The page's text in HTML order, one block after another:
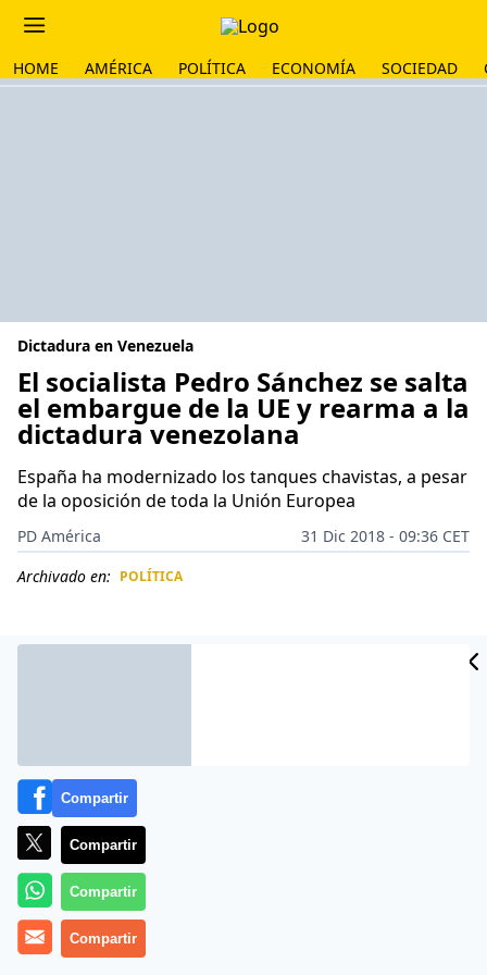
HOME AMÉRICA POLÍTICA ECONOMÍA SOCIEDAD
Dictadura en Venezuela
El socialista Pedro Sánchez se salta
el embargue de la UE y rearma a la
dictadura venezolana
España ha modernizado los tanques chavistas, a pesar
de la oposición de toda la Unión Europea
PD América
31 Dic 2018 - 09:36 CET
Archivado en: POLÍTICA
Una vez más, un
ofrece su apoyo a la
Compartir
Compartir
Compartir
Compartir